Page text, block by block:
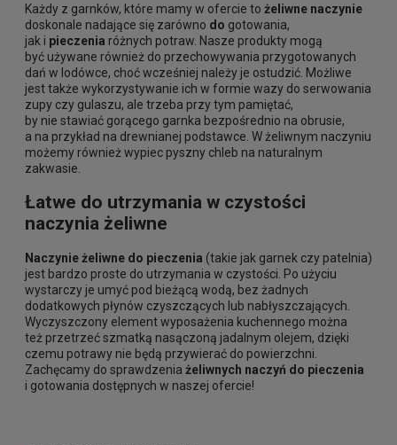
Każdy z garnków, które mamy w ofercie to żeliwne naczynie
doskonale nadające się zarówno do gotowania,
jak i pieczenia różnych potraw. Nasze produkty mogą
być używane również do przechowywania przygotowanych
dań w lodówce, choć wcześniej należy je ostudzić. Możliwe
jest także wykorzystywanie ich w formie wazy do serwowania
zupy czy gulaszu, ale trzeba przy tym pamiętać,
by nie stawiać gorącego garnka bezpośrednio na obrusie,
a na przykład na drewnianej podstawce. W żeliwnym naczyniu
możemy również wypiec pyszny chleb na naturalnym
zakwasie.
Łatwe do utrzymania w czystości
naczynia żeliwne
Naczynie żeliwne do pieczenia (takie jak garnek czy patelnia)
jest bardzo proste do utrzymania w czystości. Po użyciu
wystarczy je umyć pod bieżącą wodą, bez żadnych
dodatkowych płynów czyszczących lub nabłyszczających.
Wyczyszczony element wyposażenia kuchennego można
też przetrzeć szmatką nasączoną jadalnym olejem, dzięki
czemu potrawy nie będą przywierać do powierzchni.
Zachęcamy do sprawdzenia żeliwnych naczyń do pieczenia
i gotowania dostępnych w naszej ofercie!